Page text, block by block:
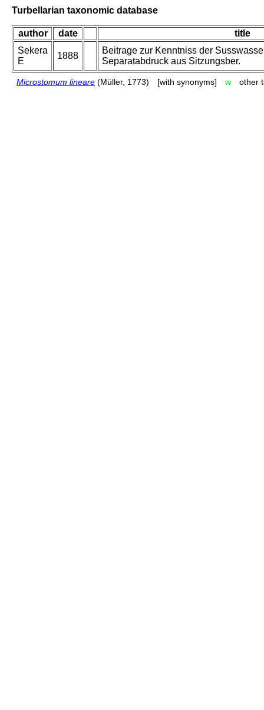
Turbellarian taxonomic database
author date
title
Sekera
E
1888
Beitrage zur Kenntniss der
Separatabdruck aus Sitzungsber.
Microstomum lineare (Müller, 1773) [with synonyms] w other